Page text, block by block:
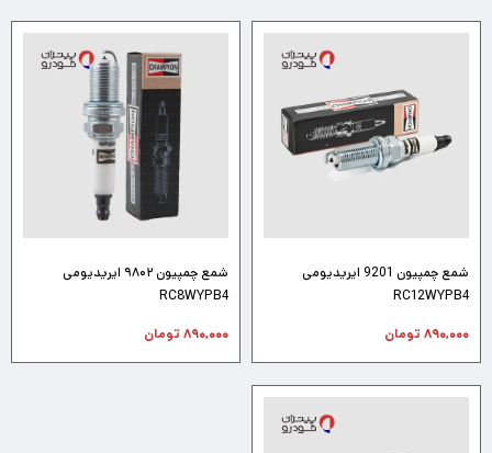
شمع چمپیون 9201 ایریدیومی
RC12WYPB4
۸۹۰,۰۰۰ تومان
شمع چمپیون ۹۸۰۲ ایریدیومی
RC8WYPB4
۸۹۰,۰۰۰ تومان